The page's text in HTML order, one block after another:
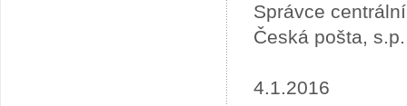
Správce
Česká pošta, s.p.
4.1.2016